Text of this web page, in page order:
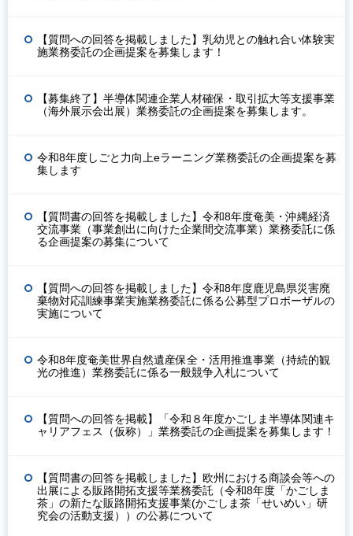
【質問への回答を掲載しました】乳幼児との触れ合い体験実
施業務委託の企画提案を募集します！
【募集終了】半導体関連企業人材確保・取引拡大等支援事業
（海外展示会出展）業務委託の企画提案を募集します。
令和8年度しごと力向上eラーニング業務委託の企画提案を募
集します
【質問書の回答を掲載しました】令和8年度奄美・沖縄経済
交流事業（事業創出に向けた企業間交流事業）業務委託に係
る企画提案の募集について
【質問への回答を掲載しました】令和8年度鹿児島県災害廃
棄物対応訓練事業実施業務委託に係る公募型プロポーザルの
実施について
令和8年度奄美世界自然遺産保全・活用推進事業（持続的観
光の推進）業務委託に係る一般競争入札について
【質問への回答を掲載】「令和８年度かごしま半導体関連キ
ャリアフェス（仮称）」業務委託の企画提案を募集します！
【質問書の回答を掲載しました】欧州における商談会等への
出展による販路開拓支援等業務委託（令和8年度「かごしま
茶」の新たな販路開拓支援事業(かごしま茶「せいめい」研
究会の活動支援））の公募について